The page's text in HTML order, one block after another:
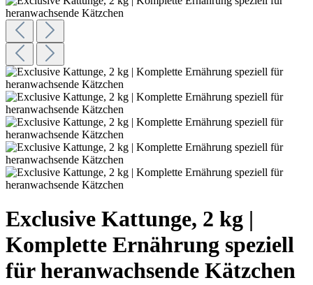
Exclusive Kattunge, 2 kg |
Komplette Ernährung speziell
für heranwachsende Kätzchen